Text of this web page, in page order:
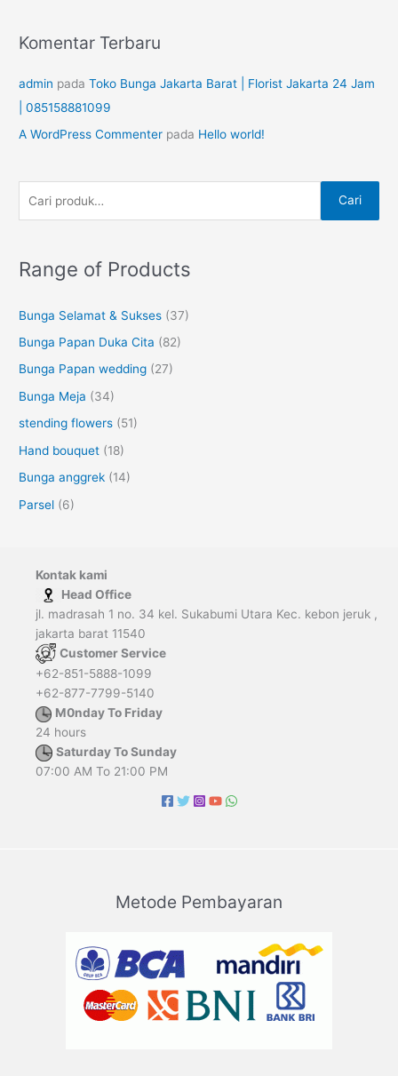
Komentar Terbaru
admin padaToko Bunga Jakarta Barat | Florist Jakarta 24 Jam
| 085158881099
A WordPress Commenter pada Hello world!
u
:
Cari
Range of Products
Bunga Selamat & Sukses (37)
Bunga Papan Duka Cita (82)
Bunga Papan wedding (27)
Bunga Meja (34)
stending flowers (51)
Hand bouquet (18)
Bunga anggrek (14)
Parsel (6)
Kontak kami
Head Office
jl. madrasah 1 no. 34 kel. Sukabumi Utara Kec. kebon jeruk ,
jakarta barat 11540
Customer Service
+62-851-5888-1099
+62-877-7799-5140
M0nday To Friday
24 hours
Saturday To Sunday
07:00 AM To 21:00 PM
Metode Pembayaran